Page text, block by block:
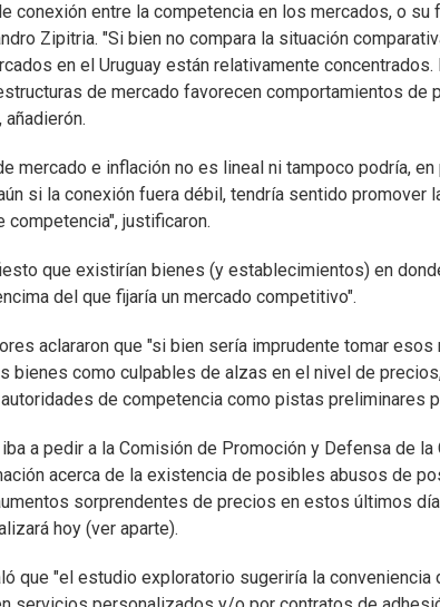
conexión entre la competencia en los mercados, o su
Zipitria. "Si bien no compara la situación
en el Uruguay están relativamente
de mercado favorecen comportamientos de
mercado e inflación no es lineal ni tampoco podría,
si la conexión fuera débil, tendría sentido promover
competencia", justificaron.
que existirían bienes (y establecimientos) en
del que fijaría un mercado competitivo".
aclararon que "si bien sería imprudente tomar
bienes como culpables de alzas en el nivel de
de competencia como pistas preliminares
a pedir a la Comisión de Promoción y Defensa de
acerca de la existencia de posibles abusos de
sorprendentes de precios en estos últimos
hoy (ver aparte).
que "el estudio exploratorio sugeriría la